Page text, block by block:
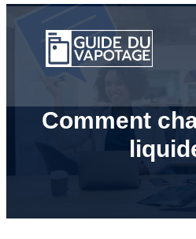
Comment